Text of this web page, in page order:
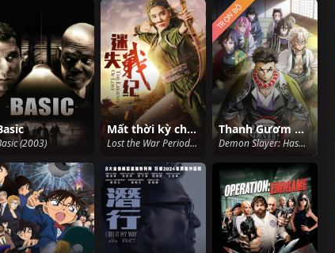
(2003)
Mất thời kỳ chiến tranh
Lost the War Period (2017)
Thanh Gươm Diệt Quỷ: Đại Trụ Đặc Huấn (Huấn Luyện Trụ Cột)
Demon Slayer: Hashira Training Arc, Kimetsu no Yaiba: Hashira Geiko-hen (2024)
TRỌN BỘ